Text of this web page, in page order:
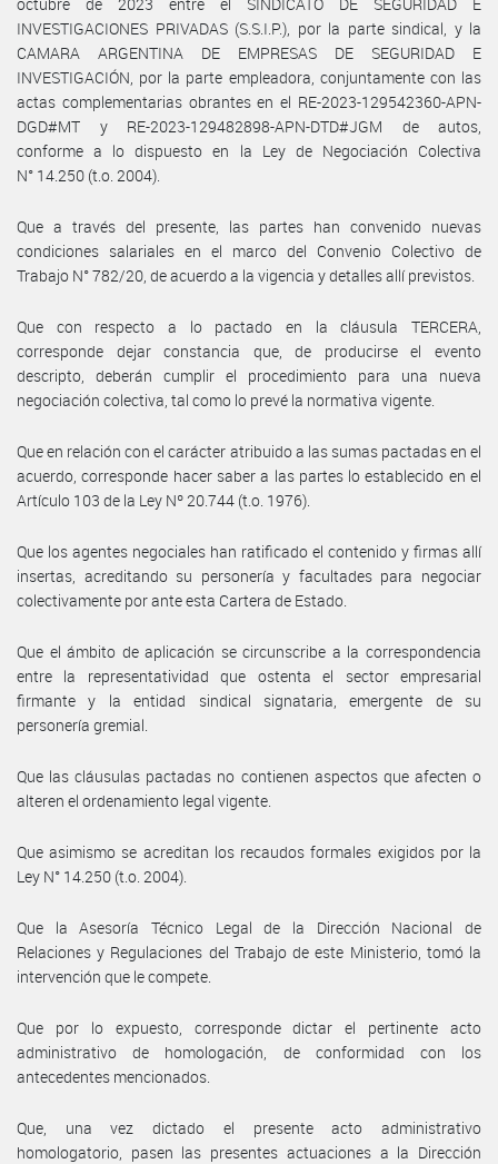
INVESTIGACIONES PRIVADAS (S.S.I.P.), por la parte sindical, y la
CAMARA ARGENTINA DE EMPRESAS DE SEGURIDAD E
INVESTIGACIÓN, por la parte empleadora, conjuntamente con las
actas complementarias obrantes en el RE-2023-129542360-APN-
DGD#MT y RE-2023-129482898-APN-DTD#JGM de autos,
conforme a lo dispuesto en la Ley de Negociación Colectiva
N° 14.250 (t.o. 2004).
Que a través del presente, las partes han convenido nuevas
condiciones salariales en el marco del Convenio Colectivo de
Trabajo N° 782/20, de acuerdo a la vigencia y detalles allí previstos.
Que con respecto a lo pactado en la cláusula TERCERA,
corresponde dejar constancia que, de producirse el evento
descripto, deberán cumplir el procedimiento para una nueva
negociación colectiva, tal como lo prevé la normativa vigente.
Que en relación con el carácter atribuido a las sumas pactadas en el
acuerdo, corresponde hacer saber a las partes lo establecido en el
Artículo 103 de la Ley Nº 20.744 (t.o. 1976).
Que los agentes negociales han ratificado el contenido y firmas allí
insertas, acreditando su personería y facultades para negociar
colectivamente por ante esta Cartera de Estado.
Que el ámbito de aplicación se circunscribe a la correspondencia
entre la representatividad que ostenta el sector empresarial
firmante y la entidad sindical signataria, emergente de su
personería gremial.
Que las cláusulas pactadas no contienen aspectos que afecten o
alteren el ordenamiento legal vigente.
Que asimismo se acreditan los recaudos formales exigidos por la
Ley N° 14.250 (t.o. 2004).
Que la Asesoría Técnico Legal de la Dirección Nacional de
Relaciones y Regulaciones del Trabajo de este Ministerio, tomó la
intervención que le compete.
Que por lo expuesto, corresponde dictar el pertinente acto
administrativo de homologación, de conformidad con los
antecedentes mencionados.
Que, una vez dictado el presente acto administrativo
homologatorio, pasen las presentes actuaciones a la Dirección